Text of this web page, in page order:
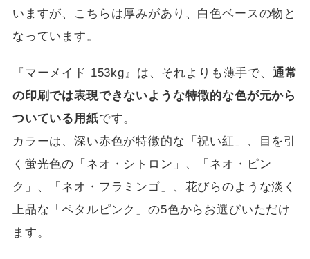
いますが、こちらは厚みがあり、白色ベースの物と
なっています。
『マーメイド 153kg』は、それよりも薄手で、 通常
の印刷では表現できないような特徴的な色が元から
ついている用紙です。
カラーは、深い赤色が特徴的な「祝い紅」、目を引
く蛍光色の「ネオ・シトロン」、「ネオ・ピン
ク」、「ネオ・フラミンゴ」、花びらのような淡く
上品な「ペタルピンク」の5色からお選びいただけ
ます。